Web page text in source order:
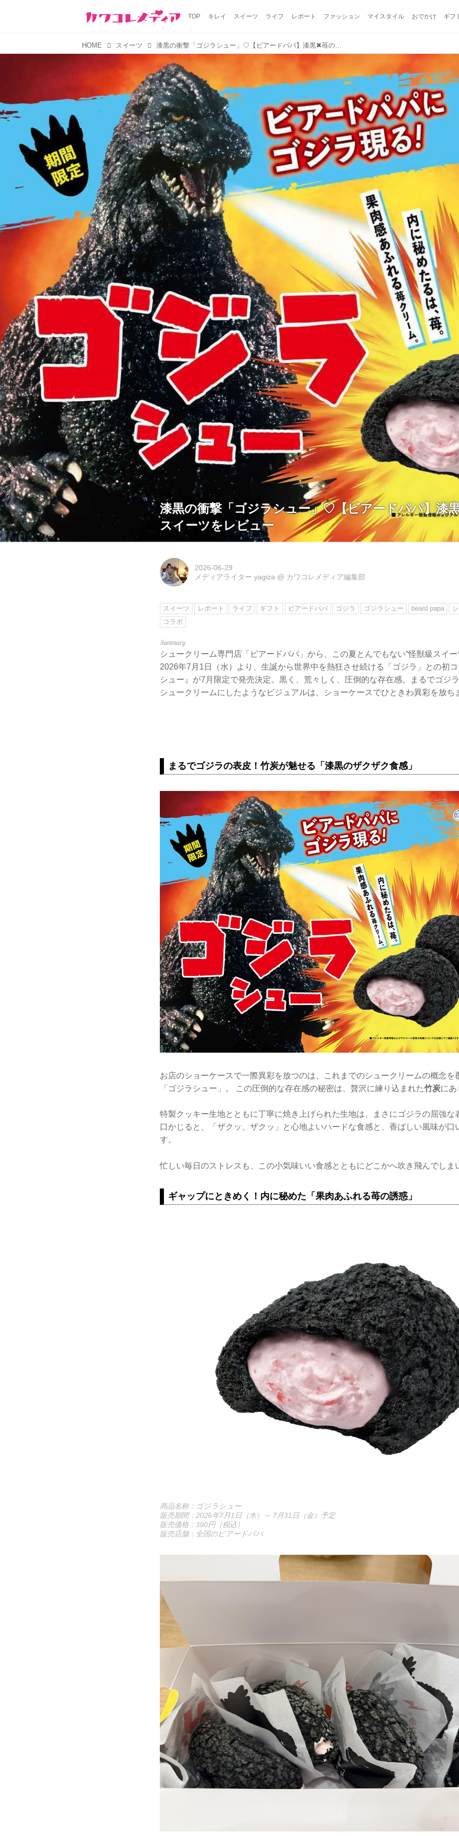
TOP キレイ スイーツ ライフ レポート ファッション マイスタイル おでかけ ギフ
HOME スイーツ 漆黒の衝撃「ゴジラシュー」♡【ビアードパパ】漆黒✖苺の限定スイーツをレビュー
漆黒の衝撃「ゴジラシュー」♡【ビアードパパ】漆
スイーツをレビュー
2026-06-29
メディアライター yagiza @ カワコレメディア編集部
スイーツ レポート ライフ ギフト ビアードパパ ゴジラ ゴジラシュー beard papa
コラボ
シュークリーム専門店「ビアードパパ」から、この夏とんでもない“怪獣級スイ
2026年7月1日（水）より、生誕から世界中を熱狂させ続ける「ゴジラ」との初
シュー』が7月限定で発売決定。黒く、荒々しく、圧倒的な存在感。まるでゴジ
シュークリームにしたようなビジュアルは、ショーケースでひときわ異彩を放ち
まるでゴジラの表皮！竹炭が魅せる「漆黒のザクザク食感」
お店のショーケースで一際異彩を放つのは、これまでのシュークリームの概念を
「ゴジラシュー」。 この圧倒的な存在感の秘密は、贅沢に練り込まれた竹炭にあ
特製クッキー生地とともに丁寧に焼き上げられた生地は、まさにゴジラの屈強な
口かじると、「ザクッ、ザクッ」と心地よいハードな食感と、香ばしい風味が口
す。
忙しい毎日のストレスも、この小気味いい食感とともにどこかへ吹き飛んでしま
ギャップにときめく！内に秘めた「果肉あふれる苺の誘惑」
商品名称：ゴジラシュー
販売期間：2026年7月1日（水）～ 7月31日（金）予定
販売価格：390円（税込）
販売店舗：全国のビアードパパ